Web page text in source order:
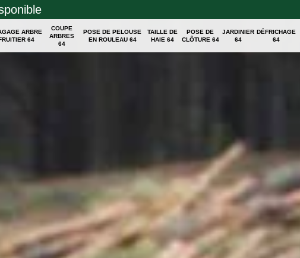
ARBRE
64
COUPE
ARBRES
64
POSE DE PELOUSE
EN ROULEAU 64
TAILLE DE
HAIE 64
POSE DE
CLÔTURE 64
JARDINIER
64
DÉFRICHAGE
64